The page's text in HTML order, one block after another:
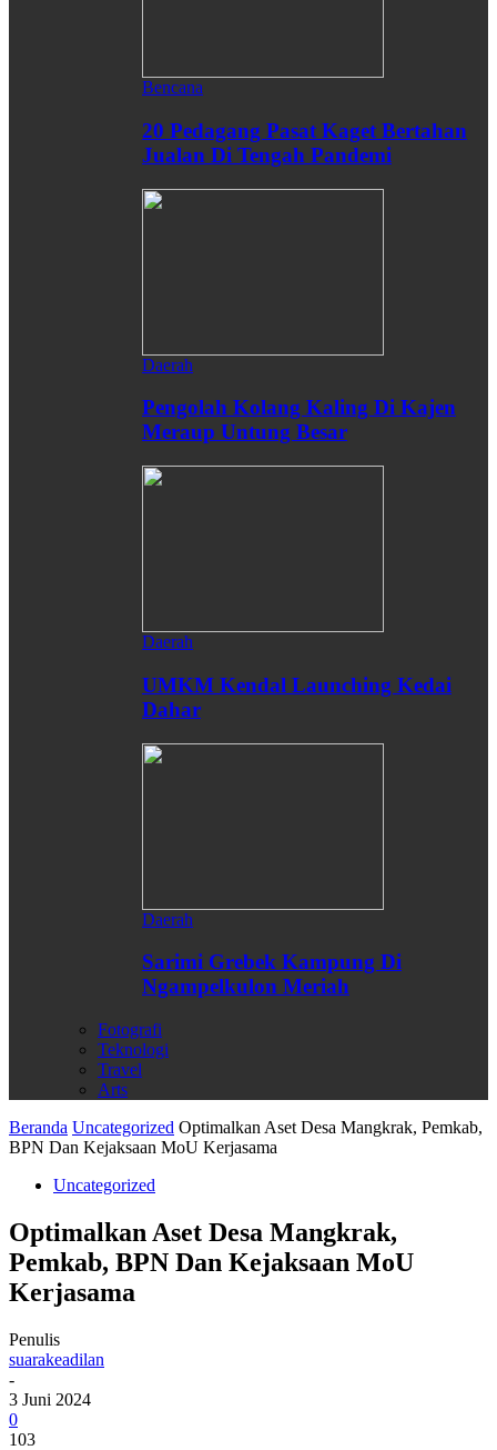
Bencana
20 Pedagang Pasat Kaget Bertahan
Jualan Di Tengah Pandemi
Daerah
Pengolah Kolang Kaling Di Kajen
Meraup Untung Besar
Daerah
UMKM Kendal Launching Kedai
Dahar
Daerah
Sarimi Grebek Kampung Di
Ngampelkulon Meriah
Fotografi
Teknologi
Travel
Arts
Beranda Uncategorized Optimalkan Aset Desa Mangkrak, Pemkab,
BPN Dan Kejaksaan MoU Kerjasama
Uncategorized
Optimalkan Aset Desa Mangkrak,
Pemkab, BPN Dan Kejaksaan MoU
Kerjasama
Penulis
suarakeadilan
-
3 Juni 2024
0
103